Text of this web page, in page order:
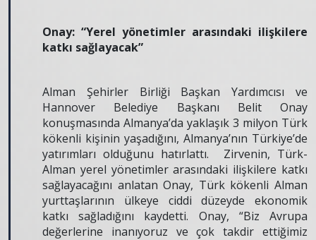
Onay: “Yerel yönetimler arasındaki ilişkilere
katkı sağlayacak”
Alman Şehirler Birliği Başkan Yardımcısı ve
Hannover Belediye Başkanı Belit Onay
konuşmasında Almanya’da yaklaşık 3 milyon Türk
kökenli kişinin yaşadığını, Almanya’nın Türkiye’de
yatırımları olduğunu hatırlattı. Zirvenin, Türk-
Alman yerel yönetimler arasındaki ilişkilere katkı
sağlayacağını anlatan Onay, Türk kökenli Alman
yurttaşlarının ülkeye ciddi düzeyde ekonomik
katkı sağladığını kaydetti. Onay, “Biz Avrupa
değerlerine inanıyoruz ve çok takdir ettiğimiz